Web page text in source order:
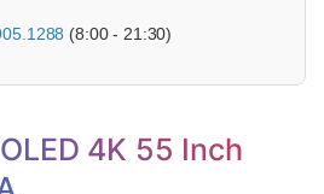
(8:00 - 21:30)
4K 55 Inch